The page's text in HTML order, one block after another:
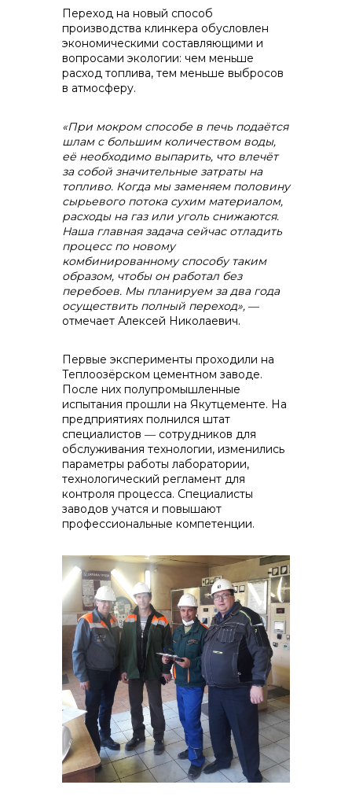
Переход на новый способ
производства клинкера обусловлен
экономическими составляющими и
вопросами экологии: чем меньше
расход топлива, тем меньше выбросов
в атмосферу.
«При мокром способе в печь подаётся
шлам с большим количеством воды,
её необходимо выпарить, что влечёт
за собой значительные затраты на
топливо. Когда мы заменяем половину
сырьевого потока сухим материалом,
расходы на газ или уголь снижаются.
Наша главная задача сейчас отладить
процесс по новому
комбинированному способу таким
образом, чтобы он работал без
перебоев. Мы планируем за два года
осуществить полный переход», ―
отмечает Алексей Николаевич.
Первые эксперименты проходили на
Теплоозёрском цементном заводе.
После них полупромышленные
испытания прошли на Якутцементе. На
предприятиях полнился штат
специалистов ― сотрудников для
обслуживания технологии, изменились
параметры работы лаборатории,
технологический регламент для
контроля процесса. Специалисты
заводов учатся и повышают
профессиональные компетенции.